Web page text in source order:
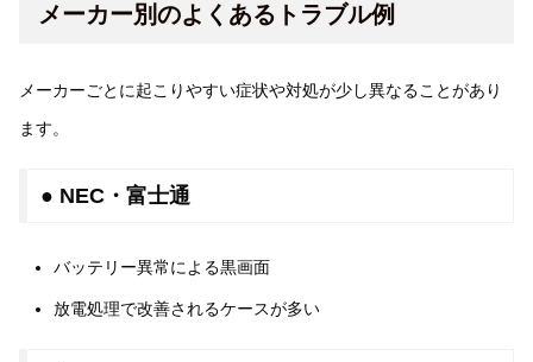
メーカー別のよくあるトラブル例
メーカーごとに起こりやすい症状や対処が少し異なることがあり
ます。
● NEC・富士通
バッテリー異常による黒画面
放電処理で改善されるケースが多い